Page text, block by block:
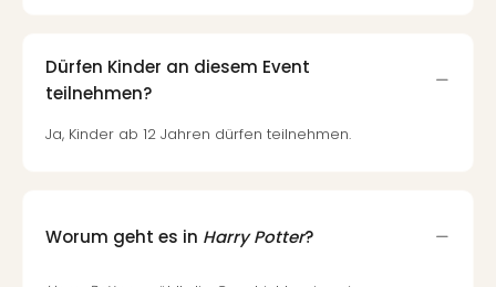
Dürfen Kinder an diesem Event
teilnehmen?
Ja, Kinder ab 12 Jahren dürfen teilnehmen.
Worum geht es in Harry Potter?